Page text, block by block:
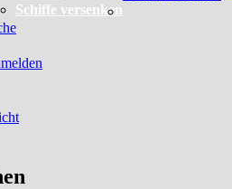
Schiffe versenken